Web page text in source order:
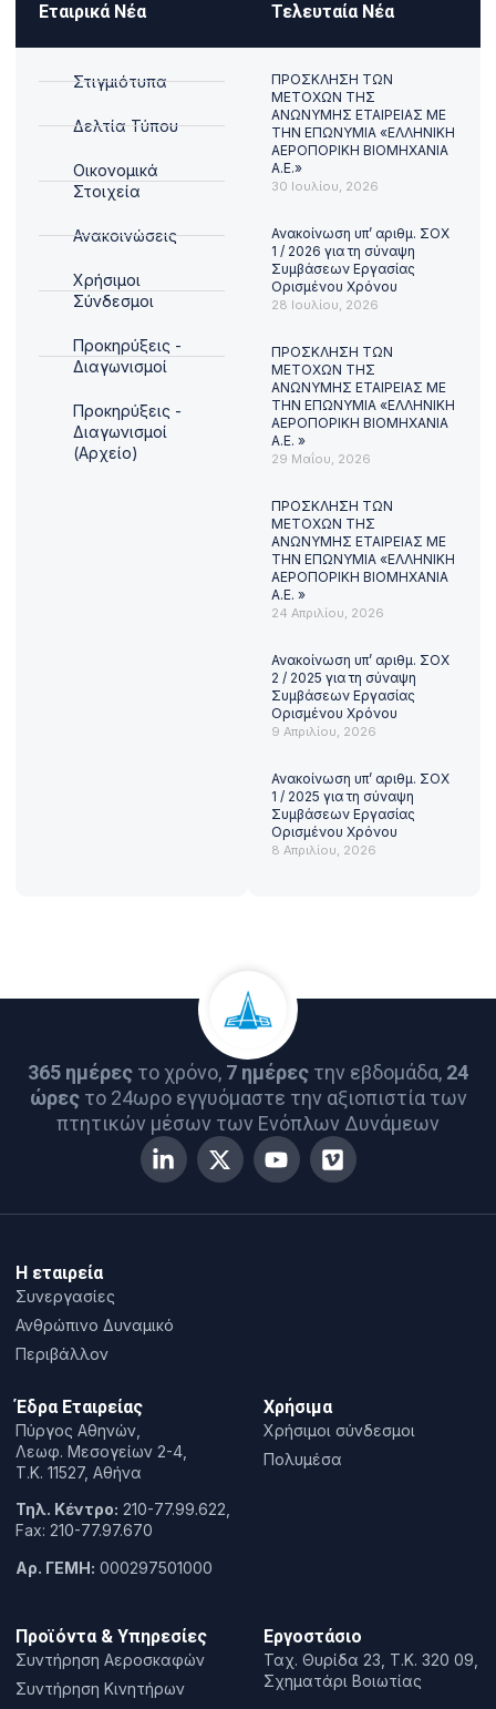
Εταιρικά Νέα
Στιγμιότυπα
Δελτία Τύπου
Οικονομικά
Στοιχεία
Ανακοινώσεις
Χρήσιμοι
Σύνδεσμοι
Προκηρύξεις -
Διαγωνισμοί
Προκηρύξεις -
Διαγωνισμοί
(Αρχείο)
Τελευταία Νέα
ΠΡΟΣΚΛΗΣΗ ΤΩΝ
ΜΕΤΟΧΩΝ ΤΗΣ
ΑΝΩΝΥΜΗΣ ΕΤΑΙΡΕΙΑΣ ΜΕ
ΤΗΝ ΕΠΩΝΥΜΙΑ «ΕΛΛΗΝΙΚΗ
ΑΕΡΟΠΟΡΙΚΗ ΒΙΟΜΗΧΑΝΙΑ
Α.Ε.»
30 Ιουλίου, 2026
Ανακοίνωση υπ’ αριθμ. ΣΟΧ
1 / 2026 για τη σύναψη
Συμβάσεων Εργασίας
Ορισμένου Χρόνου
28 Ιουλίου, 2026
ΠΡΟΣΚΛΗΣΗ ΤΩΝ
ΜΕΤΟΧΩΝ ΤΗΣ
ΑΝΩΝΥΜΗΣ ΕΤΑΙΡΕΙΑΣ ΜΕ
ΤΗΝ ΕΠΩΝΥΜΙΑ «ΕΛΛΗΝΙΚΗ
ΑΕΡΟΠΟΡΙΚΗ ΒΙΟΜΗΧΑΝΙΑ
Α.Ε. »
29 Μαΐου, 2026
ΠΡΟΣΚΛΗΣΗ ΤΩΝ
ΜΕΤΟΧΩΝ ΤΗΣ
ΑΝΩΝΥΜΗΣ ΕΤΑΙΡΕΙΑΣ ΜΕ
ΤΗΝ ΕΠΩΝΥΜΙΑ «ΕΛΛΗΝΙΚΗ
ΑΕΡΟΠΟΡΙΚΗ ΒΙΟΜΗΧΑΝΙΑ
Α.Ε. »
24 Απριλίου, 2026
Ανακοίνωση υπ’ αριθμ. ΣΟΧ
2 / 2025 για τη σύναψη
Συμβάσεων Εργασίας
Ορισμένου Χρόνου
9 Απριλίου, 2026
Ανακοίνωση υπ’ αριθμ. ΣΟΧ
1 / 2025 για τη σύναψη
Συμβάσεων Εργασίας
Ορισμένου Χρόνου
8 Απριλίου, 2026
365 ημέρες το χρόνο, 7 ημέρες την εβδομάδα, 24
ώρεςτο 24ωρο εγγυόμαστε την αξιοπιστία των
πτητικών μέσων των Ενόπλων Δυνάμεων
Έδρα Εταιρείας
Πύργος Αθηνών,
Λεωφ. Μεσογείων 2-4,
T.K. 11527, Αθήνα
Τηλ. Κέντρο: 210-77.99.622,
Fax: 210-77.97.670
Αρ. ΓΕΜΗ: 000297501000
Εργοστάσιο
Ταχ. Θυρίδα 23, Τ.Κ. 320 09,
Σχηματάρι Βοιωτίας
Η εταιρεία
Συνεργασίες
Ανθρώπινο Δυναμικό
Περιβάλλον
Προϊόντα & Υπηρεσίες
Συντήρηση Αεροσκαφών
Συντήρηση Κινητήρων
Χρήσιμα
Χρήσιμοι σύνδεσμοι
Πολυμέσα